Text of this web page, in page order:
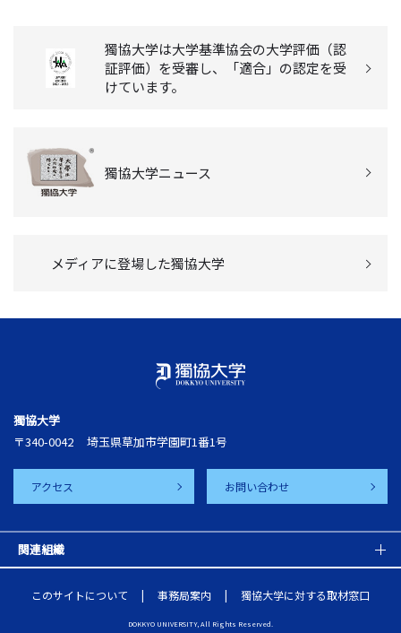
獨協大学は大学基準協会の大学評価（認
証評価）を受審し、「適合」の認定を受
けています。
獨協大学ニュース
メディアに登場した獨協大学
獨協大学
〒340-0042
埼玉県草加市学園町1番1号
アクセス お問い合わせ
関連組織
このサイトについて 事務局案内 獨協大学に対する取材窓口
DOKKYO UNIVERSITY, All Rights Reserved.